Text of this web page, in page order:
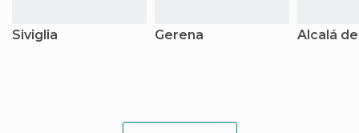
Siviglia Gerena Alcalá